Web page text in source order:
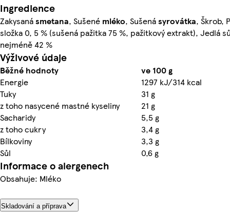
Ingredience
Zakysanásmetana, Sušené mléko, Sušenásyrovátka, Škrob,
složka 0, 5 % (sušená pažitka 75 %, pažitkový extrakt), Jedlá
nejméně 42 %
Výživové údaje
Běžné hodnoty
ve 100 g
Energie
1297 kJ/314 kcal
Tuky
31 g
z toho nasycené mastné kyseliny
21 g
Sacharidy
5,5 g
z toho cukry
3,4 g
Bílkoviny
3,3 g
Sůl
0,6 g
Informace o alergenech
Obsahuje: Mléko
Skladování a příprava